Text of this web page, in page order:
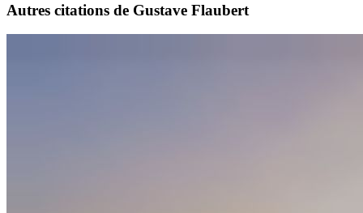
Autres citations de Gustave Flaubert